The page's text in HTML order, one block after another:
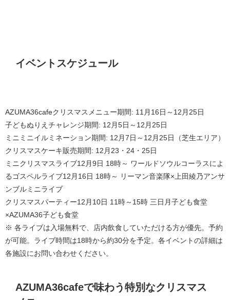
イベントスケジュール
AZUMA36cafeクリスマスメニュー期間: 11月16日～12月25日
子どもぬりえチャレンジ期間: 12月5日～12月25日
ミニミニイルミネーション期間: 12月7日～12月25日（芝生エリア）
クリスマスケーキ販売期間: 12月23・24・25日
ミニクリスマスライブ12月9日 18時～ ワールドソウルコーラスによ
るゴスペルライブ12月16日 18時～ リーマン音楽隊×上田綾乃アンサ
ンブルミニライブ
クリスマスパーティー12月10日 11時～15時 三日月子ども食堂
×AZUMA36子ども食堂
※ 各ライブは入場無料で、店内飲食していただける方が優先。予約
が可能。ライブ時間は18時から約30分を予定。各イベントの詳細は
各施設にお問い合わせください。
AZUMA36cafeで味わう特別なクリスマス